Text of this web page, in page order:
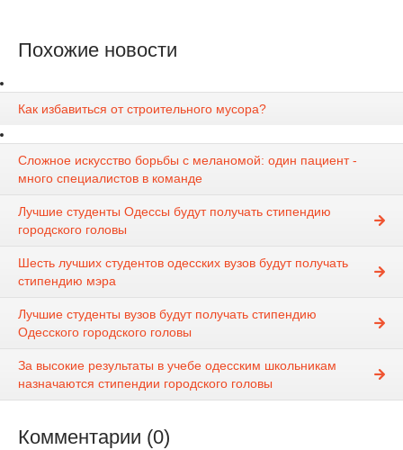
Похожие новости
Как избавиться от строительного мусора?
Сложное искусство борьбы с меланомой: один пациент -
много специалистов в команде
Лучшие студенты Одессы будут получать стипендию
городского головы
Шесть лучших студентов одесских вузов будут получать
стипендию мэра
Лучшие студенты вузов будут получать стипендию
Одесского городского головы
За высокие результаты в учебе одесским школьникам
назначаются стипендии городского головы
Комментарии (0)